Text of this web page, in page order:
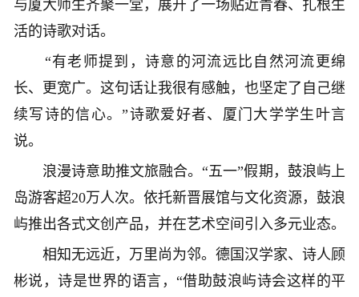
与厦大师生齐聚一堂，展开了一场贴近青春、扎根生
活的诗歌对话。
“有老师提到，诗意的河流远比自然河流更绵
长、更宽广。这句话让我很有感触，也坚定了自己继
续写诗的信心。”诗歌爱好者、厦门大学学生叶言
说。
浪漫诗意助推文旅融合。“五一”假期，鼓浪屿上
岛游客超20万人次。依托新晋展馆与文化资源，鼓浪
屿推出各式文创产品，并在艺术空间引入多元业态。
相知无远近，万里尚为邻。德国汉学家、诗人顾
彬说，诗是世界的语言，“借助鼓浪屿诗会这样的平